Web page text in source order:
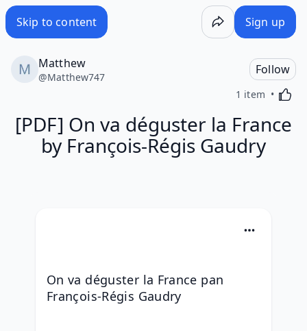
Skip to content Sign up
Matthew
@Matthew747
Follow
1 item
[PDF] On va déguster la France
by François-Régis Gaudry
On va déguster la France pan
François-Régis Gaudry